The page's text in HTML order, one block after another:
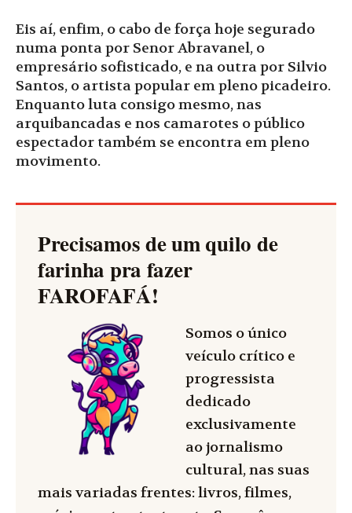
Eis aí, enfim, o cabo de força hoje segurado
numa ponta por Senor Abravanel, o
empresário sofisticado, e na outra por Silvio
Santos, o artista popular em pleno picadeiro.
Enquanto luta consigo mesmo, nas
arquibancadas e nos camarotes o público
espectador também se encontra em pleno
movimento.
Precisamos de um quilo de
farinha pra fazer
FAROFAFÁ!
Somos o único
veículo crítico e
progressista
dedicado
exclusivamente
ao jornalismo
cultural, nas suas
mais variadas frentes: livros, filmes,